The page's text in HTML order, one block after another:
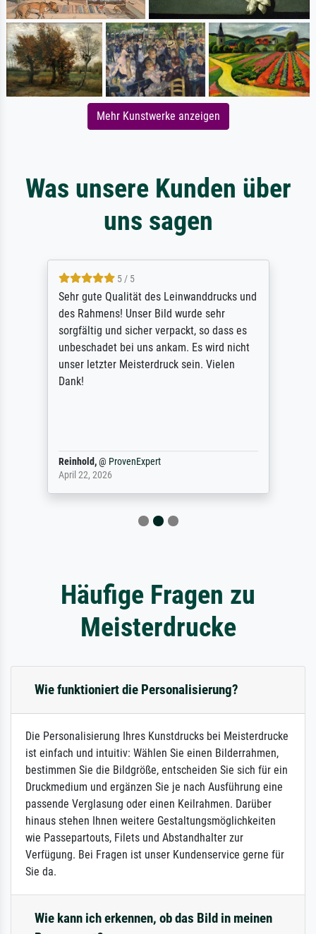
Mehr Kunstwerke anzeigen
Was unsere Kunden über
uns sagen
5 / 5
Sehr gute Qualität des Leinwanddrucks und
des Rahmens! Unser Bild wurde sehr
sorgfältig und sicher verpackt, so dass es
unbeschadet bei uns ankam. Es wird nicht
unser letzter Meisterdruck sein. Vielen
Dank!
Reinhold,@ ProvenExpert
April 22, 2026
Häufige Fragen zu
Meisterdrucke
Wie funktioniert die Personalisierung?
Die Personalisierung Ihres Kunstdrucks bei Meisterdrucke
ist einfach und intuitiv: Wählen Sie einen Bilderrahmen,
bestimmen Sie die Bildgröße, entscheiden Sie sich für ein
Druckmedium und ergänzen Sie je nach Ausführung eine
passende Verglasung oder einen Keilrahmen. Darüber
hinaus stehen Ihnen weitere Gestaltungsmöglichkeiten
wie Passepartouts, Filets und Abstandhalter zur
Verfügung. Bei Fragen ist unser Kundenservice gerne für
Sie da.
Wie kann ich erkennen, ob das Bild in meinen